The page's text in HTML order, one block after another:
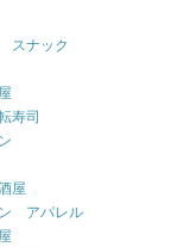
スナック
寿司
屋
アパレル